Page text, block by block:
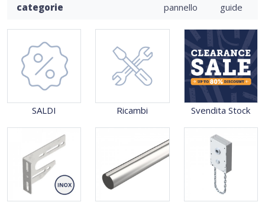
categorie
pannello
guide
SALDI Ricambi Svendita Stock